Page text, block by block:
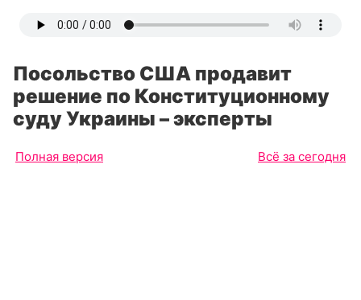
Посольство США продавит
решение по Конституционному
суду Украины – эксперты
Полная версия Всё за сегодня